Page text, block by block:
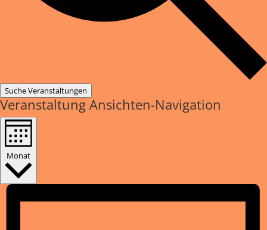
Suche Veranstaltungen
Veranstaltung Ansichten-Navigation
Monat